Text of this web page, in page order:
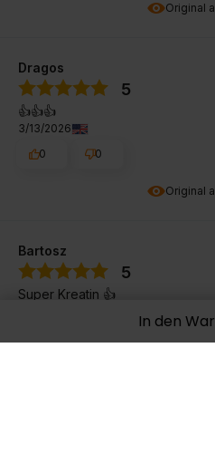
In den
Original
Original
Dragos
5
👍️👍️👍️
3/13/2026
0
0
Bartosz
5
Super Kreatin 👍️